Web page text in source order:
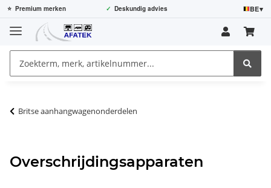
⭐ Premium merken ✓ Deskundig advies BE▾
Britse aanhangwagenonderdelen
Overschrijdingsapparaten